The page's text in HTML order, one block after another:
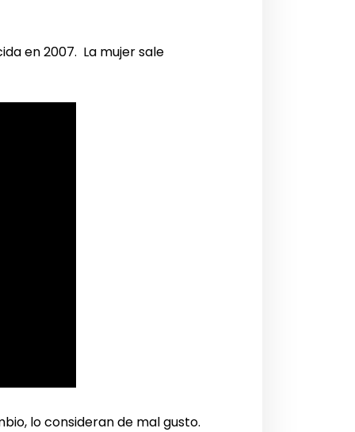
en 2007. La mujer sale
lo consideran de mal gusto.